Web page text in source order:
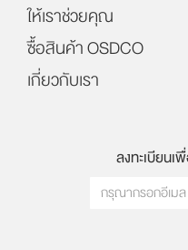
ให้เราช่วยคุณ
ซื้อสินค้า OSDCO
เกี่ยวกับเรา
ลงทะเบียนเ